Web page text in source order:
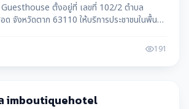
ตั้งอยู่ที่ เลขที่ 102/2 ตำบล
จังหวัดตาก 63110 ให้บริการประชาชนในพื้นที่
191
imboutiquehotel